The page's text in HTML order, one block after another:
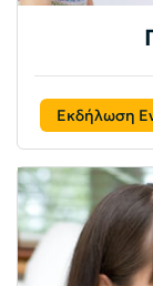
Εκδήλωση